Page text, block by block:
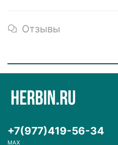
Отзывы
+7(977)419-56-34
MAX